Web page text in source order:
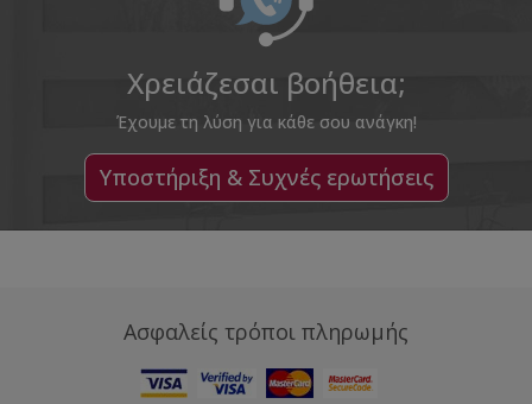
Χρειάζεσαι βοήθεια;
Έχουμε τη λύση για κάθε σου ανάγκη!
Υποστήριξη & Συχνές ερωτήσεις
Ασφαλείς τρόποι πληρωμής